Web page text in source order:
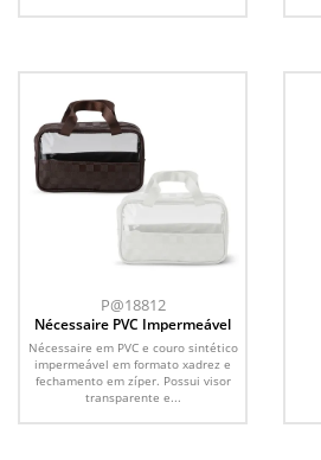
P@18812
Nécessaire PVC Impermeável
Nécessaire em PVC e couro sintético
impermeável em formato xadrez e
fechamento em zíper. Possui visor
transparente e...